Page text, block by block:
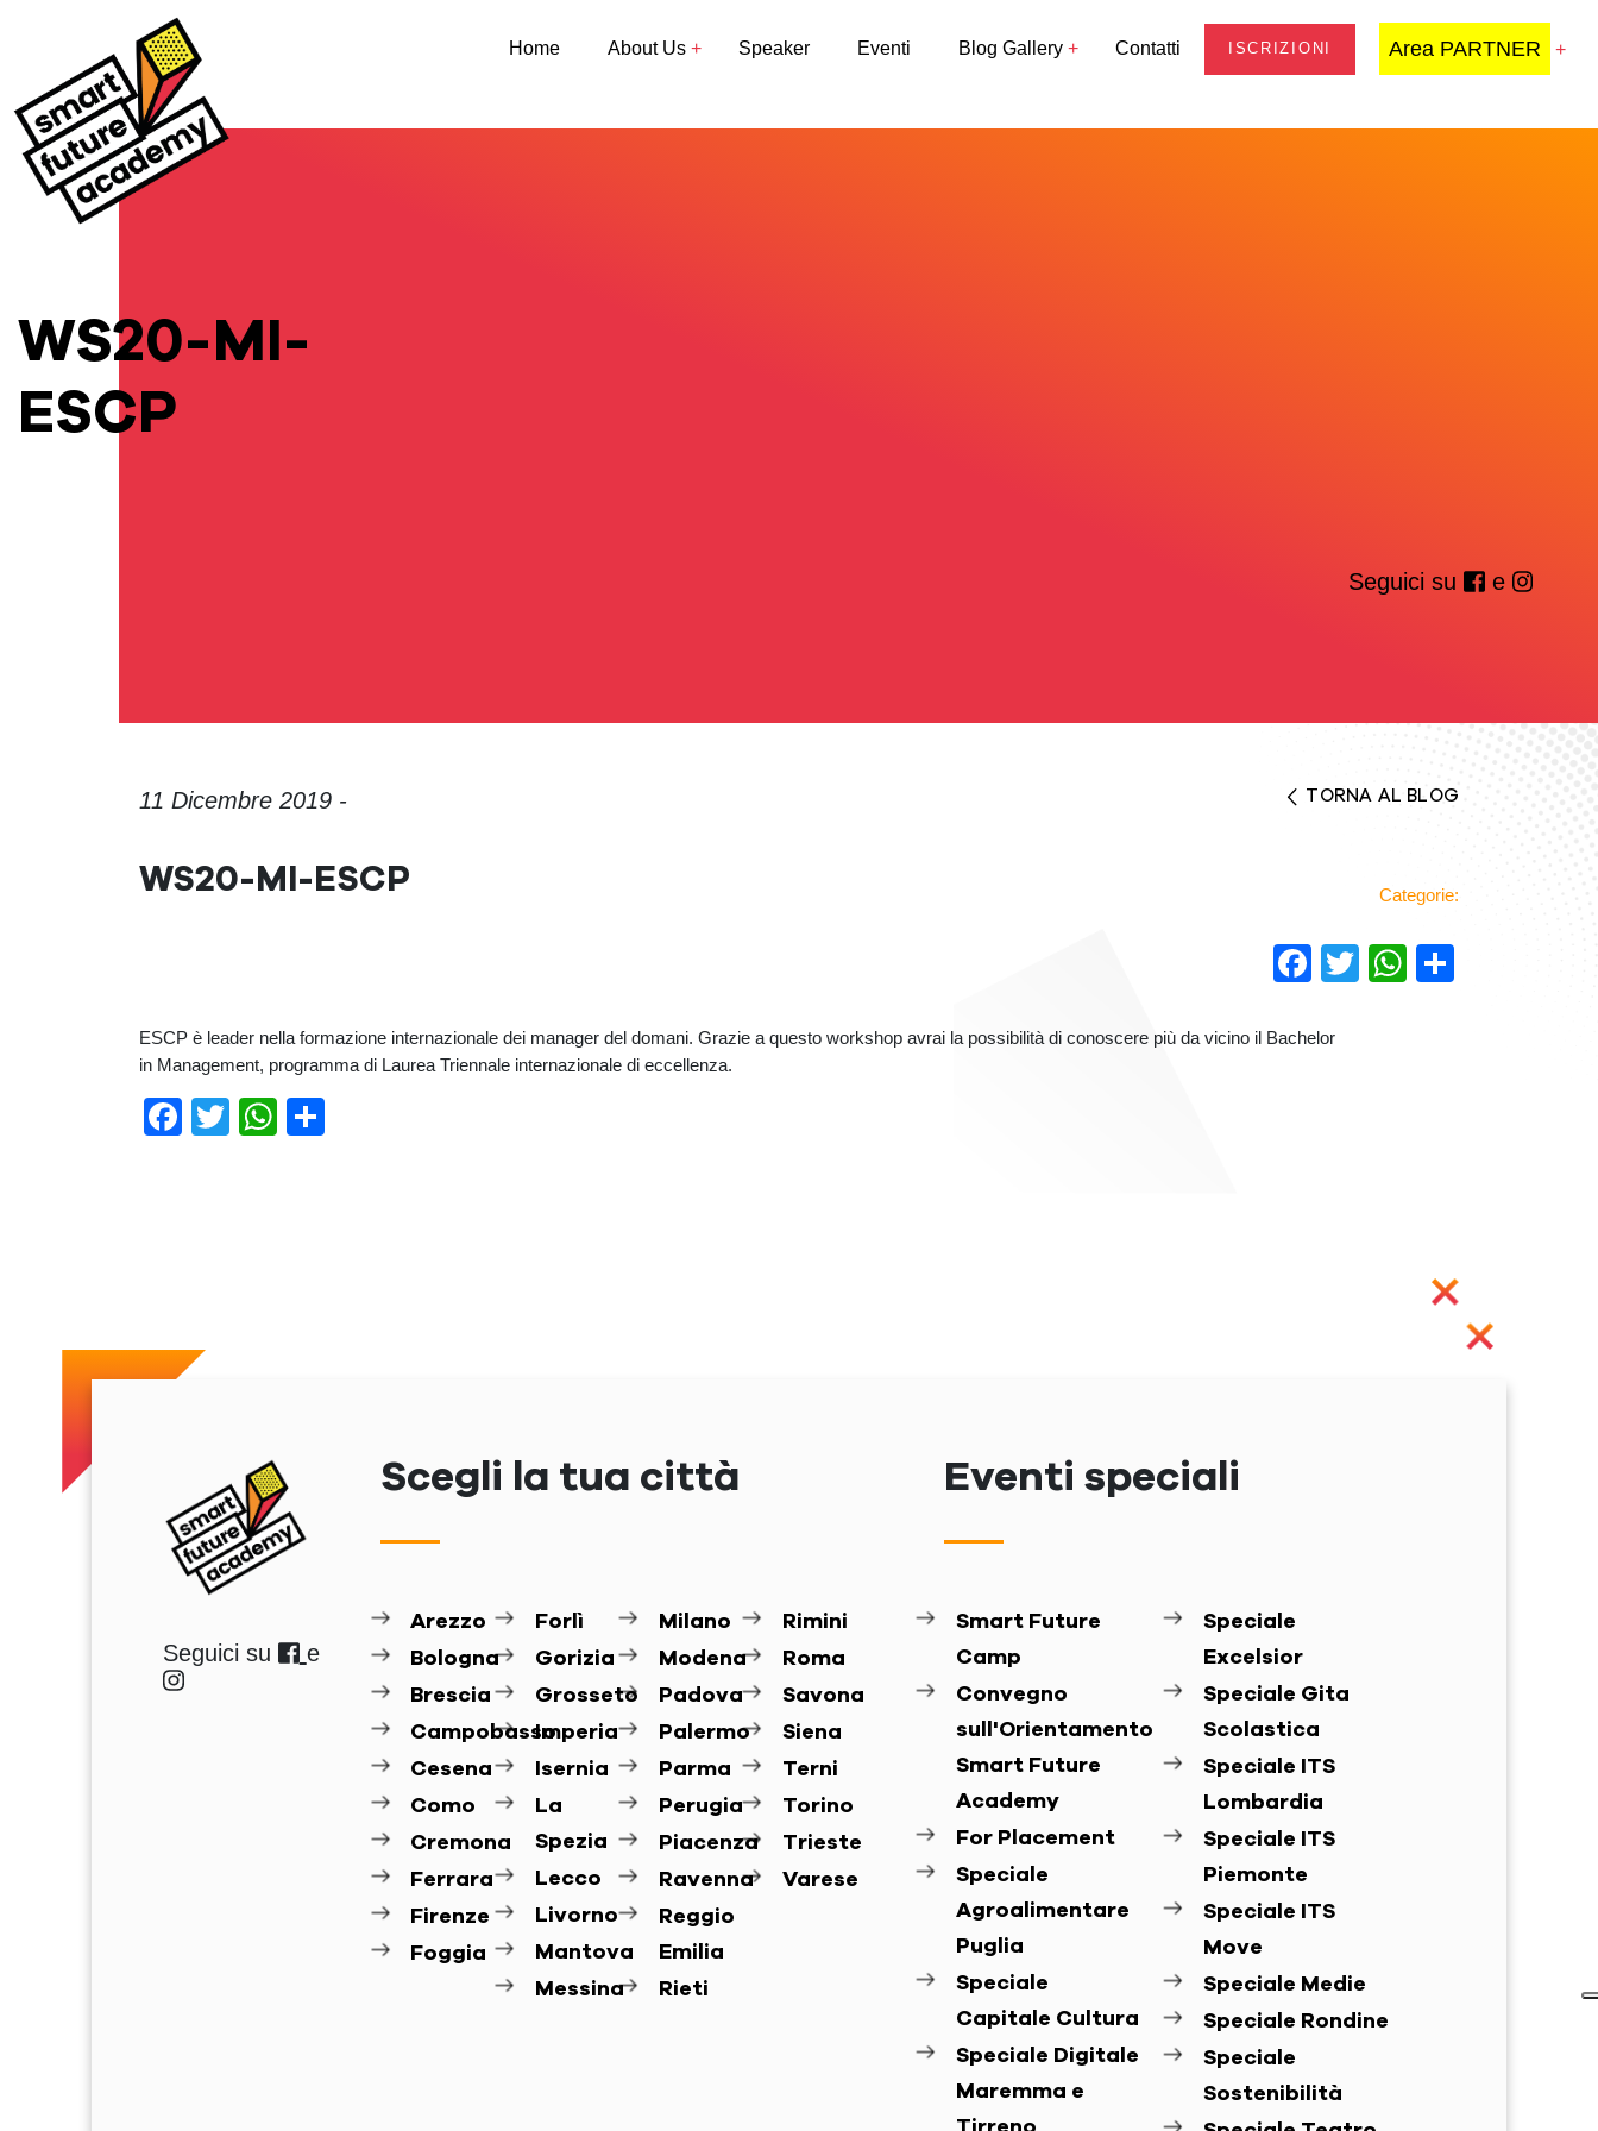
Home About Us Speaker Eventi Blog Gallery Contatti ISCRIZIONI Area PARTNER
WS20-MI-
ESCP
Seguici su e
11 Dicembre 2019 -
WS20-MI-ESCP
TORNA AL BLOG
Categorie:
Facebook
Twitter
ESCP è leader nella formazione internazionale dei manager del domani. Grazie a questo workshop avrai la possibilità di conoscere più da vicino il Bachelor
in Management, programma di Laurea Triennale internazionale di eccellenza.
Facebook
TwitterWhatsApp
Seguici su e
Scegli la tua città
Arezzo
Bologna
Brescia
Campobasso
Cesena
Como
Cremona
Ferrara
Firenze
Foggia
Forlì
Gorizia
Grosseto
Imperia
Isernia
La
Spezia
Lecco
Livorno
Mantova
Messina
Milano
Modena
Padova
Palermo
Parma
Perugia
Piacenza
Ravenna
Reggio
Emilia
Rieti
Rimini
Roma
Savona
Siena
Terni
Torino
Trieste
Varese
Eventi speciali
Smart Future
Camp
Convegno
sull'Orientamento
Smart Future
Academy
For Placement
Speciale
Agroalimentare
Puglia
Speciale
Capitale Cultura
Speciale Digitale
Maremma e
Speciale
Excelsior
Speciale Gita
Scolastica
Speciale ITS
Lombardia
Speciale ITS
Piemonte
Speciale ITS
Move
Speciale Medie
Speciale Rondine
Speciale
Sostenibilità